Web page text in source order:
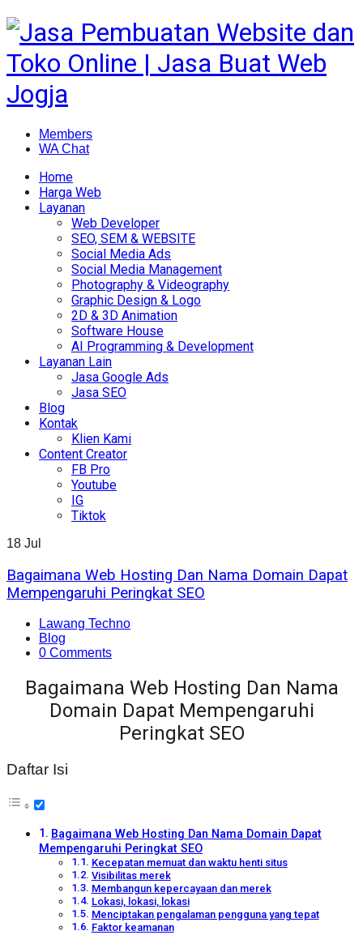
Members
WA Chat
Home
Harga Web
Layanan
Web Developer
SEO, SEM & WEBSITE
Social Media Ads
Social Media Management
Photography & Videography
Graphic Design & Logo
2D & 3D Animation
Software House
AI Programming & Development
Layanan Lain
Jasa Google Ads
Jasa SEO
Blog
Kontak
Klien Kami
Content Creator
FB Pro
Youtube
IG
Tiktok
18 Jul
Bagaimana Web Hosting Dan Nama Domain Dapat
Mempengaruhi Peringkat SEO
Lawang Techno
Blog
0 Comments
Bagaimana Web Hosting Dan Nama
Domain Dapat Mempengaruhi
Peringkat SEO
Daftar Isi
Bagaimana Web Hosting Dan Nama Domain Dapat
Mempengaruhi Peringkat SEO
Kecepatan memuat dan waktu henti situs
Visibilitas merek
Membangun kepercayaan dan merek
Lokasi, lokasi, lokasi
Menciptakan pengalaman pengguna yang tepat
Faktor keamanan